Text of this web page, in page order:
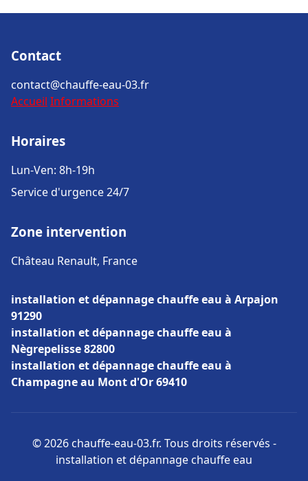
Contact
contact@chauffe-eau-03.fr
Accueil Informations
Horaires
Lun-Ven: 8h-19h
Service d'urgence 24/7
Zone intervention
Château Renault, France
installation et dépannage chauffe eau à Arpajon
91290
installation et dépannage chauffe eau à
Nègrepelisse 82800
installation et dépannage chauffe eau à
Champagne au Mont d'Or 69410
© 2026 chauffe-eau-03.fr. Tous droits réservés -
installation et dépannage chauffe eau